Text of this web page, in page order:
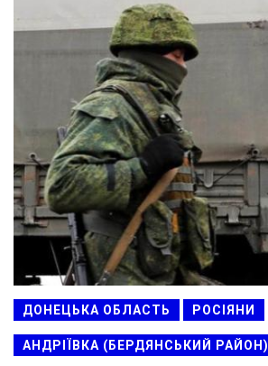
ДОНЕЦЬКА ОБЛАСТЬ РОСІЯНИ
АНДРІЇВКА (БЕРДЯНСЬКИЙ РАЙОН)